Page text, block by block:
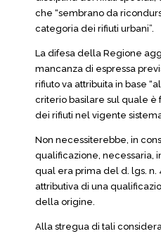
che “sembrano da
categoria dei rifiuti urbani”.
La difesa della Regione
mancanza di espressa
rifiuto va attribuita in base
criterio basilare sul quale è
dei rifiuti nel vigente
Non necessiterebbe, in
qualificazione, necessaria,
qual era prima del d. lgs. n.
attributiva di una
della origine.
Alla stregua di tali